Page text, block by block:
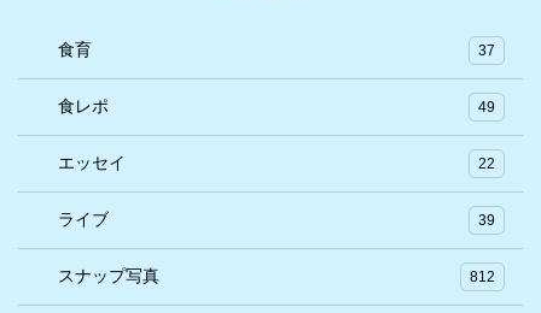
食育 37
食レポ 49
エッセイ 22
ライブ 39
スナップ写真 812